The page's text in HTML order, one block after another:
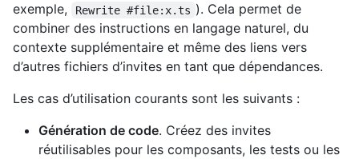
exemple,
Rewrite #file:x.ts ). Cela permet de
combiner des instructions en langage naturel, du
contexte supplémentaire et même des liens vers
d’autres fichiers d’invites en tant que dépendances.
Les cas d’utilisation courants sont les suivants :
Génération de code. Créez des invites
réutilisables pour les composants, les tests ou les